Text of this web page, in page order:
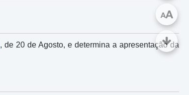
, de 20 de Agosto, e determina a apresentação da
AA